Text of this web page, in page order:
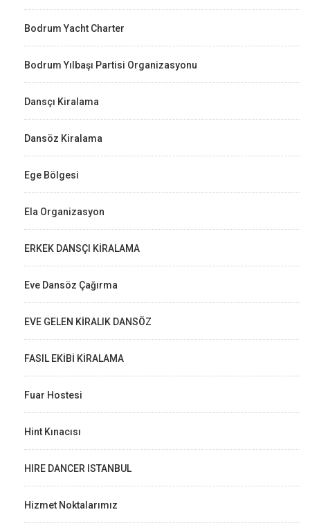
Bodrum Yacht Charter
Bodrum Yılbaşı Partisi Organizasyonu
Dansçı Kiralama
Dansöz Kiralama
Ege Bölgesi
Ela Organizasyon
ERKEK DANSÇI KİRALAMA
Eve Dansöz Çağırma
EVE GELEN KİRALIK DANSÖZ
FASIL EKİBİ KİRALAMA
Fuar Hostesi
Hint Kınacısı
HIRE DANCER ISTANBUL
Hizmet Noktalarımız